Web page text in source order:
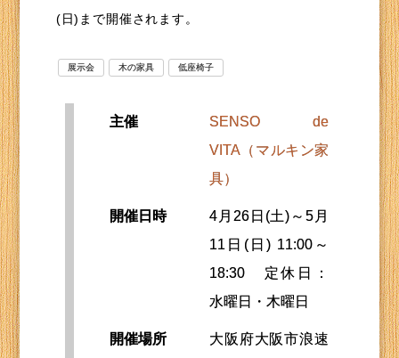
(日)まで開催されます。
展示会 木の家具 低座椅子
主催
SENSO de
VITA（マルキン家
具）
開催日時
4月26日(土)～5月
11日(日) 11:00～
18:30 定休日：
水曜日・木曜日
開催場所
大阪府大阪市浪速